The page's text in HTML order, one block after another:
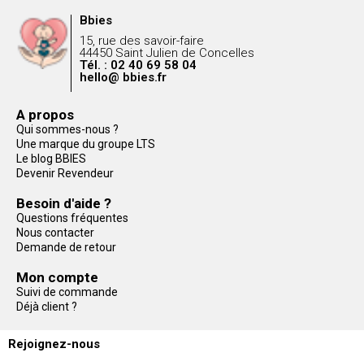
Bbies
15, rue des savoir-faire
44450 Saint Julien de Concelles
Tél. : 02 40 69 58 04
hello@ bbies.fr
A propos
Qui sommes-nous ?
Une marque du groupe LTS
Le blog BBIES
Devenir Revendeur
Besoin d'aide ?
Questions fréquentes
Nous contacter
Demande de retour
Mon compte
Suivi de commande
Déjà client ?
Rejoignez-nous